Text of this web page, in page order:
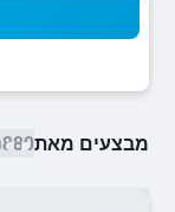
מבצעים מאת